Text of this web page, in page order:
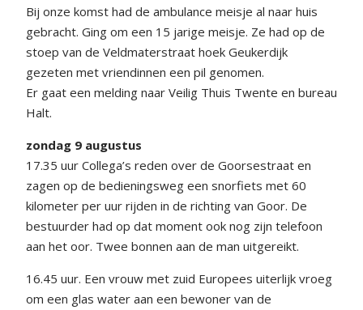
Bij onze komst had de ambulance meisje al naar huis
gebracht. Ging om een 15 jarige meisje. Ze had op de
stoep van de Veldmaterstraat hoek Geukerdijk
gezeten met vriendinnen een pil genomen.
Er gaat een melding naar Veilig Thuis Twente en bureau
Halt.
zondag 9 augustus
17.35 uur Collega’s reden over de Goorsestraat en
zagen op de bedieningsweg een snorfiets met 60
kilometer per uur rijden in de richting van Goor. De
bestuurder had op dat moment ook nog zijn telefoon
aan het oor. Twee bonnen aan de man uitgereikt.
16.45 uur. Een vrouw met zuid Europees uiterlijk vroeg
om een glas water aan een bewoner van de